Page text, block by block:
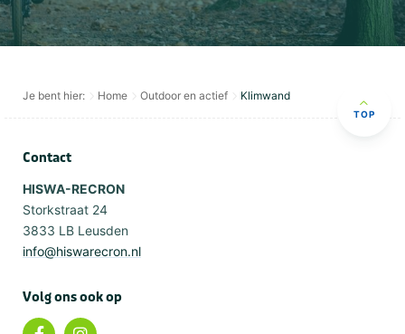
Je bent hier: Home Outdoor en actief Klimwand
TOP
Contact
HISWA-RECRON
Storkstraat 24
3833 LB Leusden
info@hiswarecron.nl
Volg ons ook op